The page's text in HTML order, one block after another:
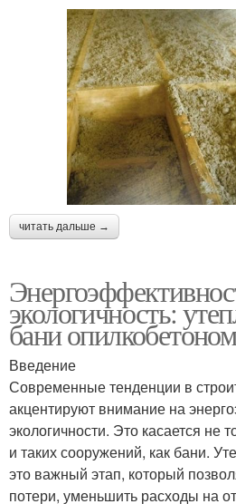
читать дальше →
экологичность:
бани опилкобетоном
Введение
Современные тенденции в
акцентируют внимание на
экологичности. Это касается не
и таких сооружений, как бани.
это важный этап, который
потери, уменьшить расходы на